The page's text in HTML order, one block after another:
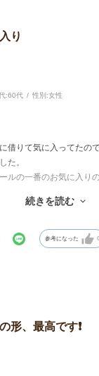
り
:60代 性別:女性
借りて気に入ってたの
た。
ルの一番のお気に入り
大きさ・形・柔らかさ
な音で場所を選ばず遊
続きを読む
参考になった 0
形、最高です❗